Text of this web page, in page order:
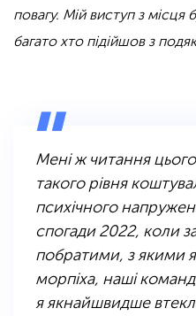
повагу. Мій виступ з
багато хто підійшов з
Мені ж читання
такого рівня
психічного
спогади 2022, коли
побратими, з якими
морпіха, наші
я якнайшвидше